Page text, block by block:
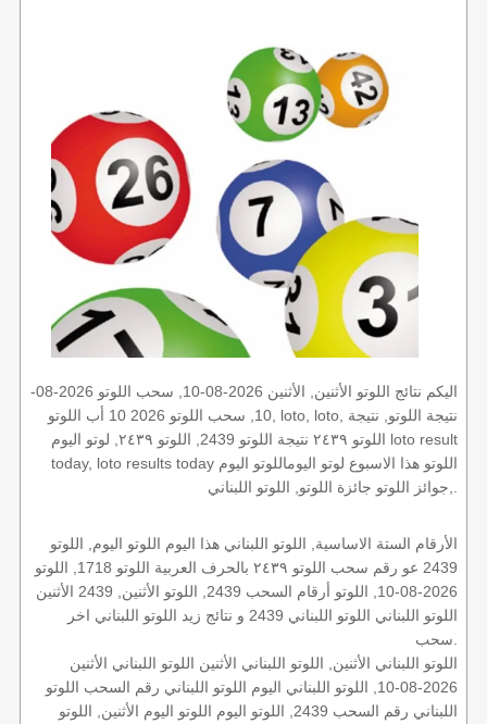
اليكم نتائج اللوتو الأثنين, الأثنين 2026-08-10, سحب اللوتو 2026-08-
10, سحب اللوتو 2026 10 أب اللوتو, loto, loto, نتيجة اللوتو, نتيجة
اللوتو ٢٤٣٩ نتيجة اللوتو 2439, اللوتو ٢٤٣٩, لوتو اليوم loto result
today, loto results today اللوتو هذا الاسبوع لوتو اليوماللوتو اليوم
الأرقام الستة الاساسية, اللوتو اللبناني هذا اليوم اللوتو اليوم, اللوتو
2439 عو رقم سحب اللوتو ٢٤٣٩ بالحرف العربية اللوتو 1718, اللوتو
2026-08-10, اللوتو أرقام السحب 2439, اللوتو الأثنين, 2439 الأثنين
اللوتو اللبناني اللوتو اللبناني 2439 و نتائج زيد اللوتو اللبناني اخر
اللوتو اللبناني الأثنين, اللوتو اللبناني الأثنين اللوتو اللبناني الأثنين
2026-08-10, اللوتو اللبناني اليوم اللوتو اللبناني رقم السحب اللوتو
اللبناني رقم السحب 2439, اللوتو اليوم اللوتو اليوم الأثنين, اللوتو